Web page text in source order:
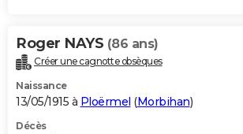
Roger NAYS (86 ans)
Créer une cagnotte obsèques
Naissance
13/05/1915 à Ploërmel (Morbihan)
Décès